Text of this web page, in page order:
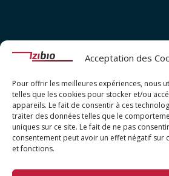
Acceptation des
Pour offrir les meilleures expériences, nous
telles que les cookies pour stocker et/ou
appareils. Le fait de consentir à ces
traiter des données telles que le
uniques sur ce site. Le fait de ne pas
consentement peut avoir un effet négatif sur
et fonctions.